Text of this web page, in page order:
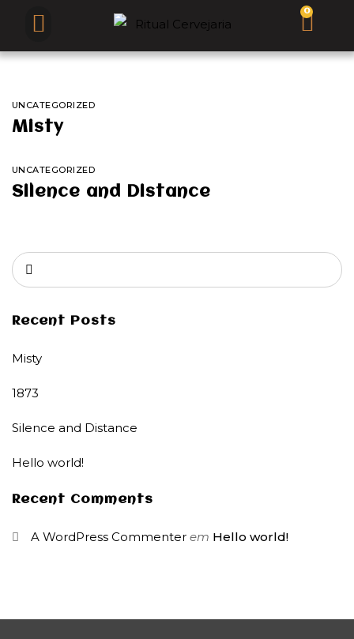
UNCATEGORIZED
Misty
UNCATEGORIZED
Silence and Distance
Recent Posts
Misty
1873
Silence and Distance
Hello world!
Recent Comments
A WordPress Commenter em Hello world!